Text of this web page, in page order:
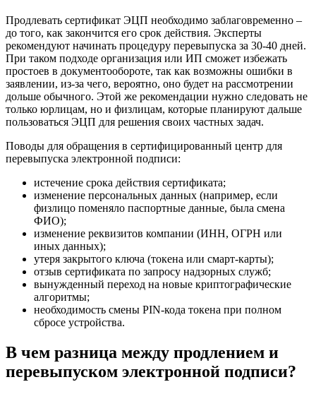
Продлевать сертификат ЭЦП необходимо заблаговременно –
до того, как закончится его срок действия. Эксперты
рекомендуют начинать процедуру перевыпуска за 30-40 дней.
При таком подходе организация или ИП сможет избежать
простоев в документообороте, так как возможны ошибки в
заявлении, из-за чего, вероятно, оно будет на рассмотрении
дольше обычного. Этой же рекомендации нужно следовать не
только юрлицам, но и физлицам, которые планируют дальше
пользоваться ЭЦП для решения своих частных задач.
Поводы для обращения в сертифицированный центр для
перевыпуска электронной подписи:
истечение срока действия сертификата;
изменение персональных данных (например, если
физлицо поменяло паспортные данные, была смена
ФИО);
изменение реквизитов компании (ИНН, ОГРН или
иных данных);
утеря закрытого ключа (токена или смарт-карты);
отзыв сертификата по запросу надзорных служб;
вынужденный переход на новые криптографические
алгоритмы;
необходимость смены PIN-кода токена при полном
сбросе устройства.
В чем разница между продлением и
перевыпуском электронной подписи?